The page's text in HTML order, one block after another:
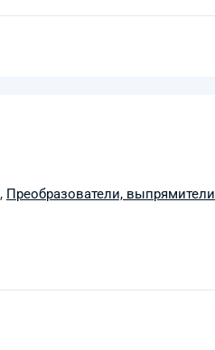
, Преобразователи, выпрямители